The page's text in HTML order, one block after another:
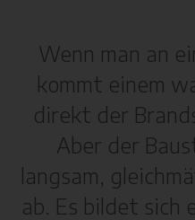
Wenn man an
kommt einem
direkt der
Aber der
langsam,
ab. Es bildet sich